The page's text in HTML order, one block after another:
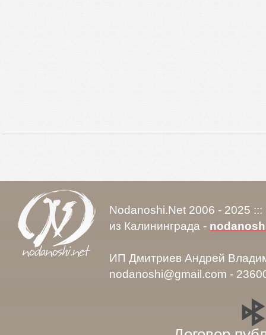
Nodanoshi.Net 2006 - 2025
из Калининграда -
ИП Дмитриев Андрей
nodanoshi@gmail.com -